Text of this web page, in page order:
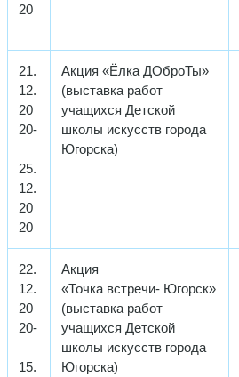
20
21.
12.
20
20-
25.
12.
20
20
Акция «Ёлка ДОброТы»
(выставка работ
учащихся Детской
школы искусств города
Югорска)
22.
12.
20
20-
15.
Акция
«Точка встречи- Югорск»
(выставка работ
учащихся Детской
школы искусств города
Югорска)